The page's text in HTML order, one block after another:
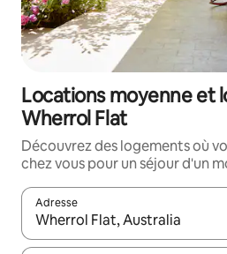
Locations moyenne et
Wherrol Flat
Découvrez des logements où
chez vous pour un séjour d'un
Adresse
Lorsque les résultats s'affichent,